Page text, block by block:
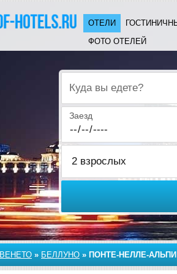
ОТЕЛИ
ФОТО ОТЕЛЕЙ
Куда вы едете?
Заезд
ВЕНЕТО » БЕЛЛУНО » ПОНТЕ-НЕЛЛЕ-АЛЬПИ